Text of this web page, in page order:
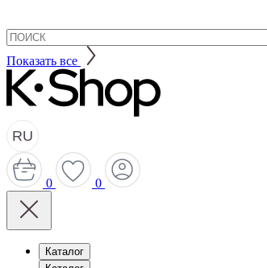
Показать все
RU
0 0
Каталог